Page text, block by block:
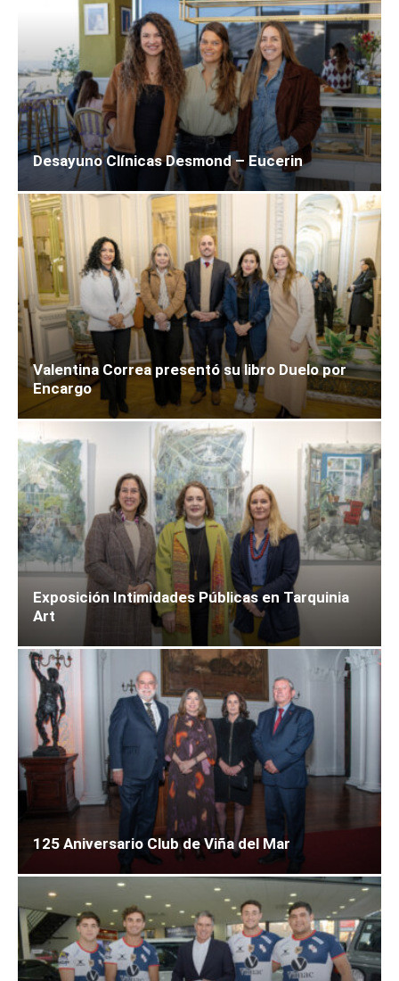
Desayuno Clínicas Desmond – Eucerin
Valentina Correa presentó su libro Duelo por
Encargo
Exposición Intimidades Públicas en Tarquinia
Art
125 Aniversario Club de Viña del Mar